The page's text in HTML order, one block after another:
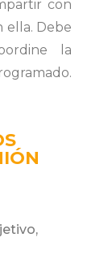
con
ella. Debe
la